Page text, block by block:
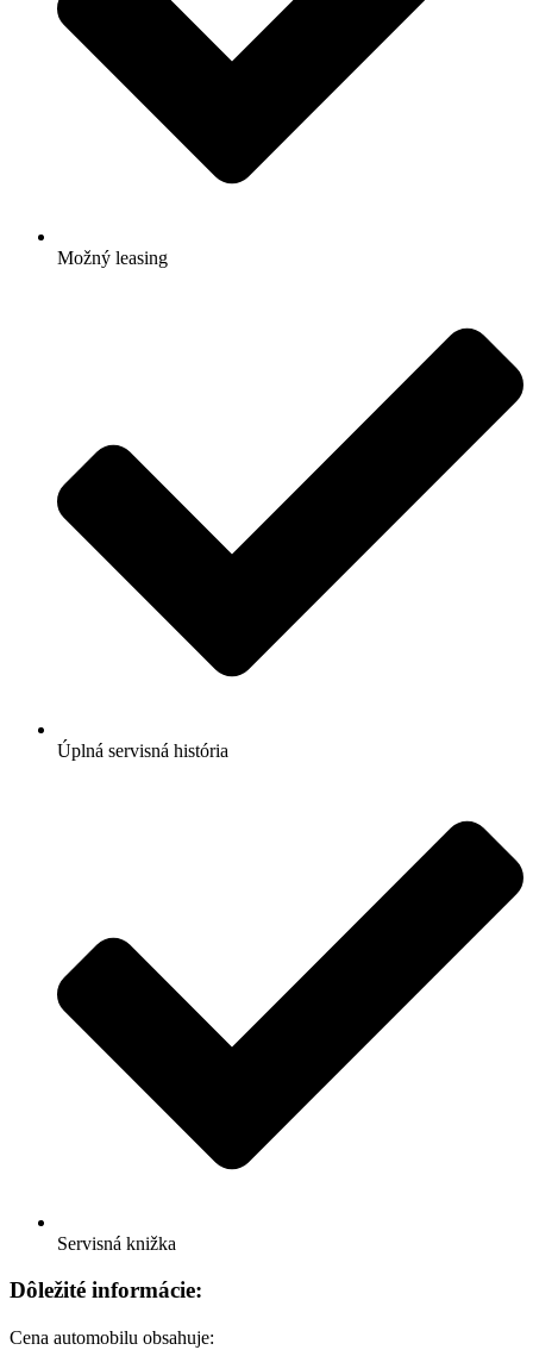
Možný leasing
Úplná servisná história
Servisná knižka
Dôležité informácie:
Cena automobilu obsahuje: